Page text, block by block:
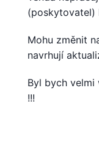
(poskytovatel)
Mohu změnit
navrhují
Byl bych
!!!